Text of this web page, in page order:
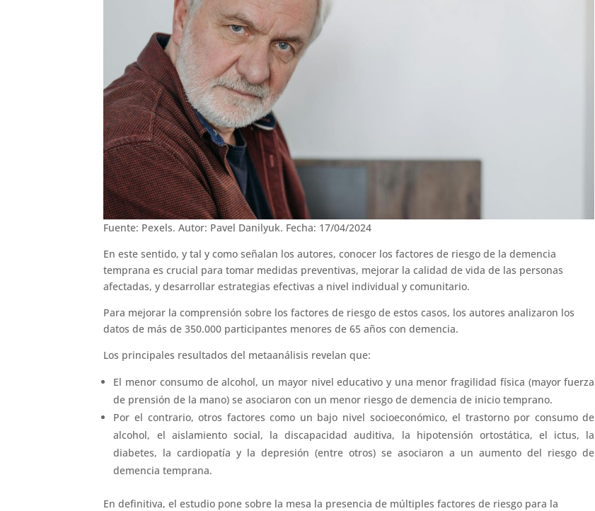
Fuente: Pexels. Autor: Pavel Danilyuk. Fecha: 17/04/2024
En este sentido, y tal y como señalan los autores, conocer los factores de riesgo de la demencia
temprana es crucial para tomar medidas preventivas, mejorar la calidad de vida de las personas
afectadas, y desarrollar estrategias efectivas a nivel individual y comunitario.
Para mejorar la comprensión sobre los factores de riesgo de estos casos, los autores analizaron los
datos de más de 350.000 participantes menores de 65 años con demencia.
Los principales resultados del metaanálisis revelan que:
El menor consumo de alcohol, un mayor nivel educativo y una menor fragilidad física (mayor fuerza
de prensión de la mano) se asociaron con un menor riesgo de demencia de inicio temprano.
Por el contrario, otros factores como un bajo nivel socioeconómico, el trastorno por consumo de
alcohol, el aislamiento social, la discapacidad auditiva, la hipotensión ortostática, el ictus, la
diabetes, la cardiopatía y la depresión (entre otros) se asociaron a un aumento del riesgo de
demencia temprana.
En definitiva, el estudio pone sobre la mesa la presencia de múltiples factores de riesgo para la